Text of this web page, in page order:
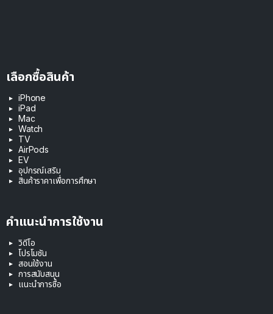
เลือกซื้อสินค้า
iPhone
iPad
Mac
Watch
TV
AirPods
EV
อุปกรณ์เสริม
สินค้าราคาเพื่อการศึกษา
คำแนะนำการใช้งาน
วิดีโอ
โปรโมชัน
สอนใช้งาน
การสนับสนุน
แนะนำการซื้อ